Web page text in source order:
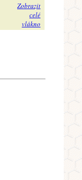
Zobrazit
celé
vlákno